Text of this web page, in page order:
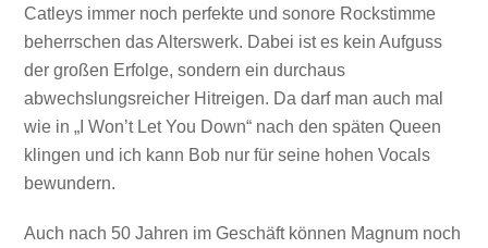
Catleys immer noch perfekte und sonore Rockstimme
beherrschen das Alterswerk. Dabei ist es kein Aufguss
der großen Erfolge, sondern ein durchaus
abwechslungsreicher Hitreigen. Da darf man auch mal
wie in „I Won’t Let You Down“ nach den späten Queen
klingen und ich kann Bob nur für seine hohen Vocals
bewundern.
Auch nach 50 Jahren im Geschäft können Magnum noch